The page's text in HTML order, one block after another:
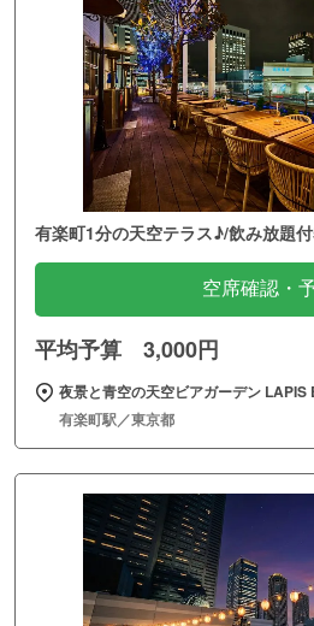
有楽町1分の天空テラス♪/飲み放題
空席確認・
平均予算 3,000円
夜景と青空の天空ビアガーデン LAPIS
有楽町駅／東京都